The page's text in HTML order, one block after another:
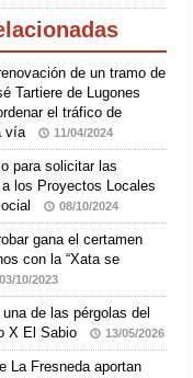
de un tramo de
Tartiere de Lugones
el tráfico de
vía
11/04/2024
para solicitar las
los Proyectos Locales
08/10/2024
gana el certamen
con la “Xata se
03/10/2023
de las pérgolas del
X El Sabio
13/05/2026
La Fresneda aportan